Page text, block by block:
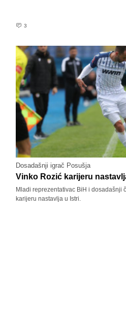
3
Dosadašnji igrač Posušja
Vinko Rozić karijeru
Mladi reprezentativac BiH i dosadašnji
karijeru nastavlja u Istri.